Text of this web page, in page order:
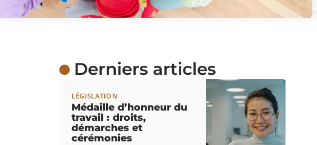
Derniers articles
LÉGISLATION
Médaille d’honneur du
travail : droits,
démarches et
cérémonies